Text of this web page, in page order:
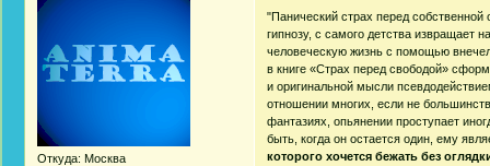
Откуда: Москва
"Панический страх перед
гипнозу, с самого детства извращает
человеческую жизнь с помощью
в книге «Страх перед свободой»
и оригинальной мысли
отношении многих, если не
фантазиях, опьянении проступает
быть, когда он остается один, ему
которого хочется бежать без